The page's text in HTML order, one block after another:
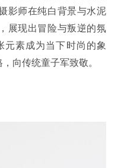
影师在纯白背景与水泥
展现出冒险与叛逆的氛
元素成为当下时尚的象
向传统童子军致敬。